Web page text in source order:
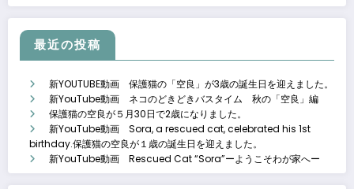
最近の投稿
新YOUTUBE動画 保護猫の「空良」が3歳の誕生日を迎えました。
新YouTube動画 ネコのどきどきバスタイム 秋の「空良」編
保護猫の空良が５月30日で2歳になりました。
新YouTube動画 Sora, a rescued cat, celebrated his 1st
birthday.保護猫の空良が１歳の誕生日を迎えました。
新YouTube動画 Rescued Cat “Sora”ーようこそわが家へー